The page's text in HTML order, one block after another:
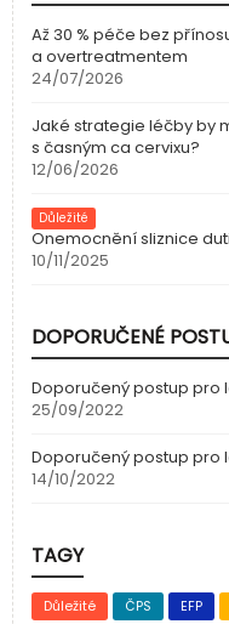
Až 30 % péče bez
a overtreatmentem
24/07/2026
Jaké strategie léčby by
s časným ca cervixu?
12/06/2026
Důležité
Onemocnění sliznice
10/11/2025
DOPORUČENÉ
Doporučený postup pro
25/09/2022
Doporučený postup pro
14/10/2022
TAGY
Důležité ČPS EFP